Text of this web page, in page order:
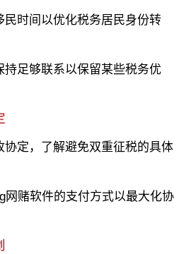
时间以优化税务居民身份转
足够联系以保留某些税务优
定，了解避免双重征税的具体
赌软件的支付方式以最大化协